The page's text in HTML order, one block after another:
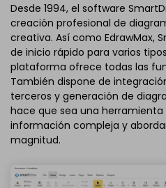
Desde 1994, el software
creación profesional de
creativa. Así como EdrawMax,
de inicio rápido para varios
plataforma ofrece todas las
También dispone de
terceros y generación de
hace que sea una
información compleja y
magnitud.